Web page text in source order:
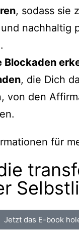
, sodass sie
nachhaltig
Blockaden
, die Dich
von den
Jetzt das E-book